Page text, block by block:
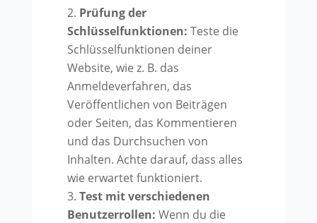
Prüfung der
Schlüsselfunktionen: Teste die
Schlüsselfunktionen deiner
Website, wie z. B. das
Anmeldeverfahren, das
Veröffentlichen von Beiträgen
oder Seiten, das Kommentieren
und das Durchsuchen von
Inhalten. Achte darauf, dass alles
wie erwartet funktioniert.
Test mit verschiedenen
Benutzerrollen: Wenn du die